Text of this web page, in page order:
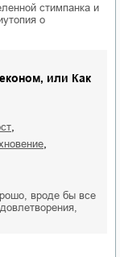
стимпанка и
о
или Как
вроде бы все